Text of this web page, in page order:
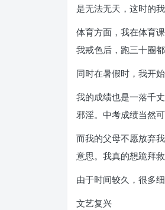
是无法无天，这时的
体育方面，我在体育
我戒色后，跑三十圈
同时在暑假时，我开
我的成绩也是一落千
邪淫。中考成绩当然
而我的父母不愿放弃
意思。我真的想跪拜
由于时间较久，很多
文艺复兴